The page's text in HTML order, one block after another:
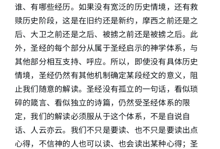
谁、有哪些经历。如果没有宽泛的历史情境，还有救
赎历史阶段，这是在旧约还是新约，摩西之前还是之
后、大卫之前还是之后、被掳之前还是被掳之后。此
外，圣经的每个部分从属于圣经启示的神学体系，与
其他部分相互支持、呼应。所以，即使没有具体历史
情境，圣经仍然有其他机制确定某段经文的意义，阻
止我们随意的解读。圣经没有孤立的一句话，看似琐
碎的箴言、看似独立的诗篇，仍然受圣经体系的限
定，我们的解读必须服从于这个体系，不是自说自
话、人云亦云。我们不只是要读、也不只是要读出点
心得，不信神的人也可以读、也会读出某种心得；圣